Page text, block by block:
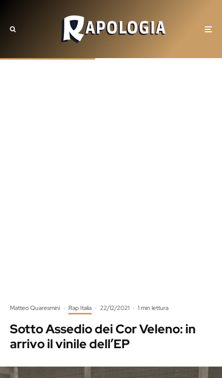
Matteo Quaresmini · Rap Italia · 22/12/2021 · 1 min lettura
Sotto Assedio dei Cor Veleno: in
arrivo il vinile dell’EP